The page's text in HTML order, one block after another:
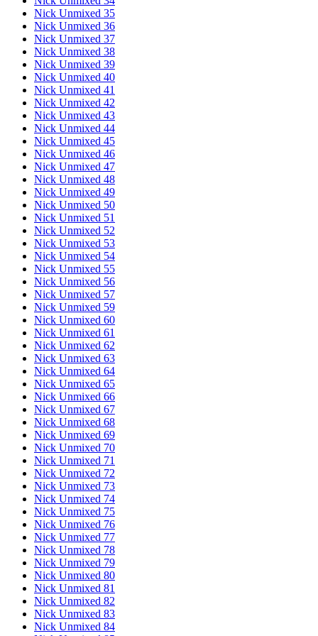
Nick Unmixed 35
Nick Unmixed 36
Nick Unmixed 37
Nick Unmixed 38
Nick Unmixed 39
Nick Unmixed 40
Nick Unmixed 41
Nick Unmixed 42
Nick Unmixed 43
Nick Unmixed 44
Nick Unmixed 45
Nick Unmixed 46
Nick Unmixed 47
Nick Unmixed 48
Nick Unmixed 49
Nick Unmixed 50
Nick Unmixed 51
Nick Unmixed 52
Nick Unmixed 53
Nick Unmixed 54
Nick Unmixed 55
Nick Unmixed 56
Nick Unmixed 57
Nick Unmixed 59
Nick Unmixed 60
Nick Unmixed 61
Nick Unmixed 62
Nick Unmixed 63
Nick Unmixed 64
Nick Unmixed 65
Nick Unmixed 66
Nick Unmixed 67
Nick Unmixed 68
Nick Unmixed 69
Nick Unmixed 70
Nick Unmixed 71
Nick Unmixed 72
Nick Unmixed 73
Nick Unmixed 74
Nick Unmixed 75
Nick Unmixed 76
Nick Unmixed 77
Nick Unmixed 78
Nick Unmixed 79
Nick Unmixed 80
Nick Unmixed 81
Nick Unmixed 82
Nick Unmixed 83
Nick Unmixed 84